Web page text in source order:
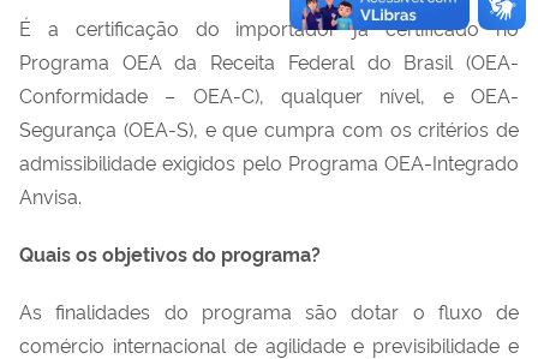
É a certificação do importador já certificado no
Programa OEA da Receita Federal do Brasil (OEA-
Conformidade – OEA-C), qualquer nível, eOEA-
Segurança (OEA-S), e que cumpra com os critérios de
admissibilidade exigidos pelo Programa OEA-Integrado
Anvisa.
Quais os objetivos do programa?
As finalidades do programa sãodotar o fluxo de
comércio internacional de agilidade e previsibilidade e